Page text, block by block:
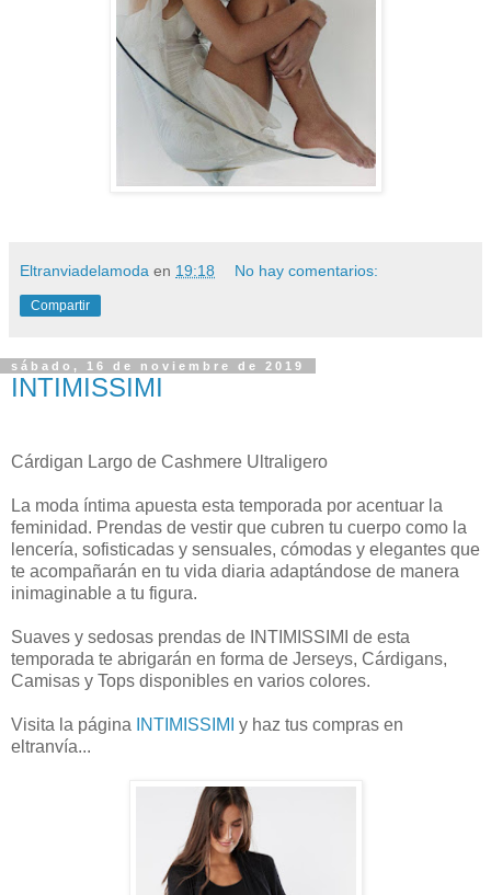
Eltranviadelamoda en 19:18 No hay comentarios:
Compartir
sábado, 16 de noviembre de 2019
INTIMISSIMI
Cárdigan Largo de Cashmere Ultraligero
La moda íntima apuesta esta temporada por acentuar la
feminidad. Prendas de vestir que cubren tu cuerpo como la
lencería, sofisticadas y sensuales, cómodas y elegantes que
te acompañarán en tu vida diaria adaptándose de manera
inimaginable a tu figura.
Suaves y sedosas prendas de INTIMISSIMI de esta
temporada te abrigarán en forma de Jerseys, Cárdigans,
Camisas y Tops disponibles en varios colores.
Visita la página INTIMISSIMI y haz tus compras en
eltranvía...